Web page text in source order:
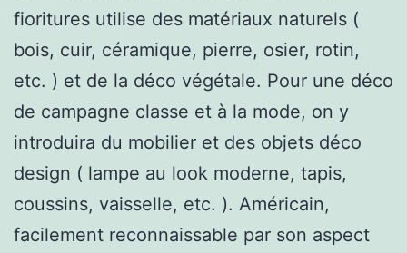
fioritures utilise des matériaux naturels (
bois, cuir, céramique, pierre, osier, rotin,
etc. ) et de la déco végétale. Pour une déco
de campagne classe et à la mode, on y
introduira du mobilier et des objets déco
design ( lampe au look moderne, tapis,
coussins, vaisselle, etc. ). Américain,
facilement reconnaissable par son aspect